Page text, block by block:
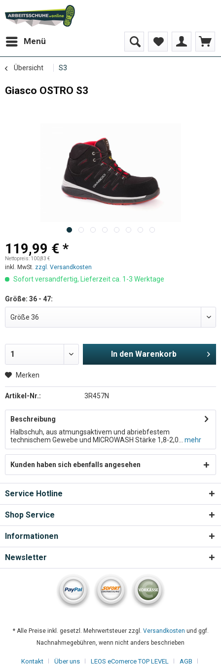
Menü
Übersicht S3
Giasco OSTRO S3
119,99 € *
Nettopreis: 100,83 €
inkl. MwSt. zzgl. Versandkosten
Sofort versandfertig, Lieferzeit ca. 1-3 Werktage
Größe: 36 - 47:
In den Warenkorb
Merken
Artikel-Nr.: 3R457N
Beschreibung
Halbschuh, aus atmungsaktivem und abriebfestem
technischem Gewebe und MICROWASH Stärke 1,8-2,0...
mehr
Kunden haben sich ebenfalls angesehen
Service Hotline
Shop Service
Informationen
Newsletter
* Alle Preise inkl. gesetzl. Mehrwertsteuer zzgl. Versandkosten und ggf.
Nachnahmegebühren, wenn nicht anders beschrieben
Kontakt Über uns LEOS eComerce TOP LEVEL AGB